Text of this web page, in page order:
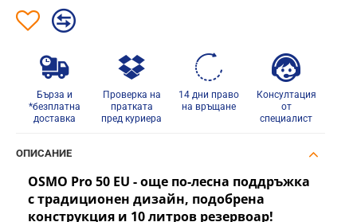
Бърза и
*безплатна
доставка
Проверка на
пратката
пред куриера
14 дни право
на връщане
Консултация
от
специалист
ОПИСАНИЕ
OSMO Pro 50 EU - още по-лесна поддръжка
с традиционен дизайн, подобрена
конструкция и 10 литров резервоар!